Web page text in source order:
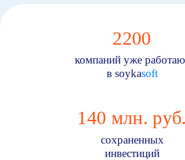
2200
компаний уже
в soykasoft
140 млн. руб.
сохраненных
инвестиций